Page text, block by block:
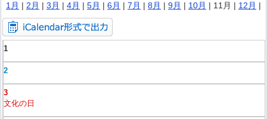
1月 | 2月 | 3月 | 4月 | 5月 | 6月 | 7月 | 8月 | 9月 | 10月 | 11月 | 12月 |
1
2
3
文化の日